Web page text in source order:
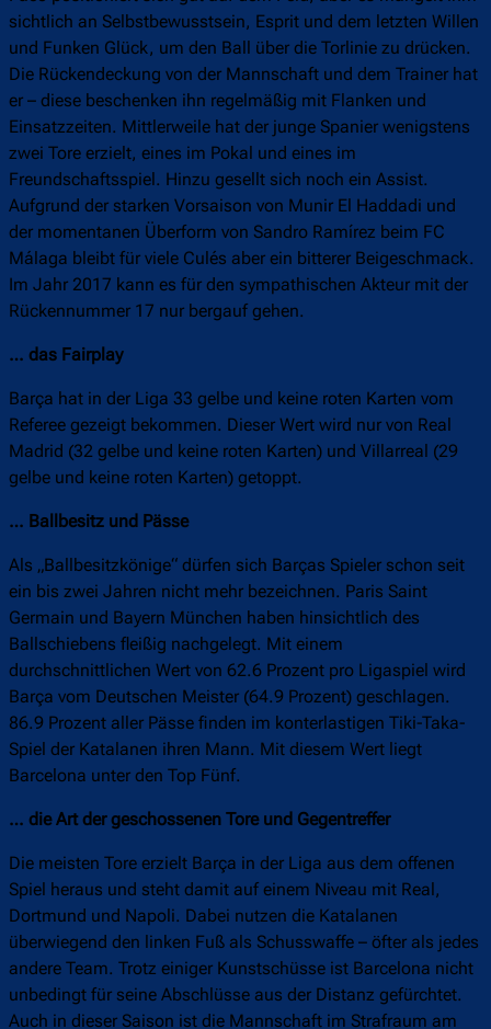
sichtlich an Selbstbewusstsein, Esprit und dem letzten Willen
und Funken Glück, um den Ball über die Torlinie zu drücken.
Die Rückendeckung von der Mannschaft und dem Trainer hat
er – diese beschenken ihn regelmäßig mit Flanken und
Einsatzzeiten. Mittlerweile hat der junge Spanier wenigstens
zwei Tore erzielt, eines im Pokal und eines im
Freundschaftsspiel. Hinzu gesellt sich noch ein Assist.
Aufgrund der starken Vorsaison von Munir El Haddadi und
der momentanen Überform von Sandro Ramírez beim FC
Málaga bleibt für viele Culés aber ein bitterer Beigeschmack.
Im Jahr 2017 kann es für den sympathischen Akteur mit der
Rückennummer 17 nur bergauf gehen.
… das Fairplay
Barça hat in der Liga 33 gelbe und keine roten Karten vom
Referee gezeigt bekommen. Dieser Wert wird nur von Real
Madrid (32 gelbe und keine roten Karten) und Villarreal (29
gelbe und keine roten Karten) getoppt.
… Ballbesitz und Pässe
Als „Ballbesitzkönige“ dürfen sich Barças Spieler schon seit
ein bis zwei Jahren nicht mehr bezeichnen. Paris Saint
Germain und Bayern München haben hinsichtlich des
Ballschiebens fleißig nachgelegt. Mit einem
durchschnittlichen Wert von 62.6 Prozent pro Ligaspiel wird
Barça vom Deutschen Meister (64.9 Prozent) geschlagen.
86.9 Prozent aller Pässe finden im konterlastigen Tiki-Taka-
Spiel der Katalanen ihren Mann. Mit diesem Wert liegt
Barcelona unter den Top Fünf.
… die Art der geschossenen Tore und Gegentreffer
Die meisten Tore erzielt Barça in der Liga aus dem offenen
Spiel heraus und steht damit auf einem Niveau mit Real,
Dortmund und Napoli. Dabei nutzen die Katalanen
überwiegend den linken Fuß als Schusswaffe – öfter als jedes
andere Team. Trotz einiger Kunstschüsse ist Barcelona nicht
unbedingt für seine Abschlüsse aus der Distanz gefürchtet.
Auch in dieser Saison ist die Mannschaft im Strafraum am